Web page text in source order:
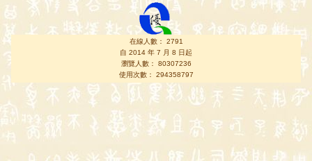
在線人數： 2791
自 2014 年 7 月 8 日起
瀏覽人數： 80307236
使用次數： 294358797